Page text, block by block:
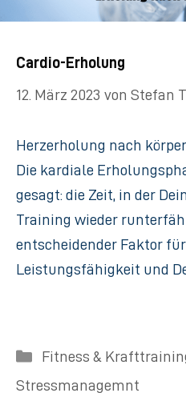
Cardio-Erholung
12. März 2023 von Stefan
Herzerholung nach
Die kardiale
gesagt: die Zeit, in der
Training wieder
entscheidender Faktor
Leistungsfähigkeit und
Kategorien
Fitness &
Stressmanagemnt